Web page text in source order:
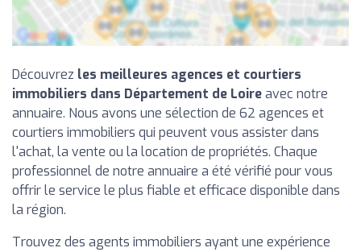
Découvrez les meilleures agences et courtiers
immobiliers dans Département de Loireavec notre
annuaire. Nous avons une sélection de 62 agences et
courtiers immobiliers qui peuvent vous assister dans
l'achat, la vente ou la location de propriétés. Chaque
professionnel de notre annuaire a été vérifié pour vous
offrir le service le plus fiable et efficace disponible dans
la région.
Trouvez des agents immobiliers ayant une expérience